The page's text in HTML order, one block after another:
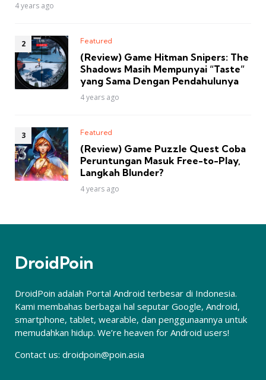
4 years ago
Featured
(Review) Game Hitman Snipers: The
Shadows Masih Mempunyai “Taste”
yang Sama Dengan Pendahulunya
4 years ago
Featured
(Review) Game Puzzle Quest Coba
Peruntungan Masuk Free-to-Play,
Langkah Blunder?
4 years ago
DroidPoin
DroidPoin adalah Portal Android terbesar di Indonesia.
Kami membahas berbagai hal seputar Google, Android,
smartphone, tablet, wearable, dan penggunaannya untuk
memudahkan hidup. We’re heaven for Android users!
Contact us: droidpoin@poin.asia